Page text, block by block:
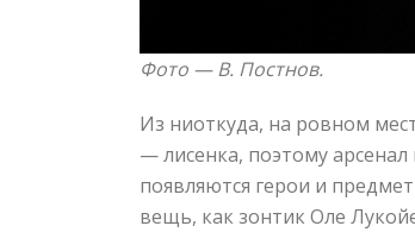
Фото —В. Постнов.
Из ниоткуда, на ровном
— лисенка, поэтому
появляются герои и
вещь, как зонтик Оле